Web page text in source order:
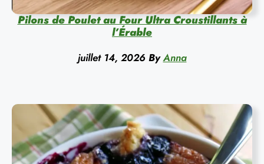
Pilons de Poulet au Four Ultra Croustillants à
l’Érable
juillet 14, 2026 By Anna